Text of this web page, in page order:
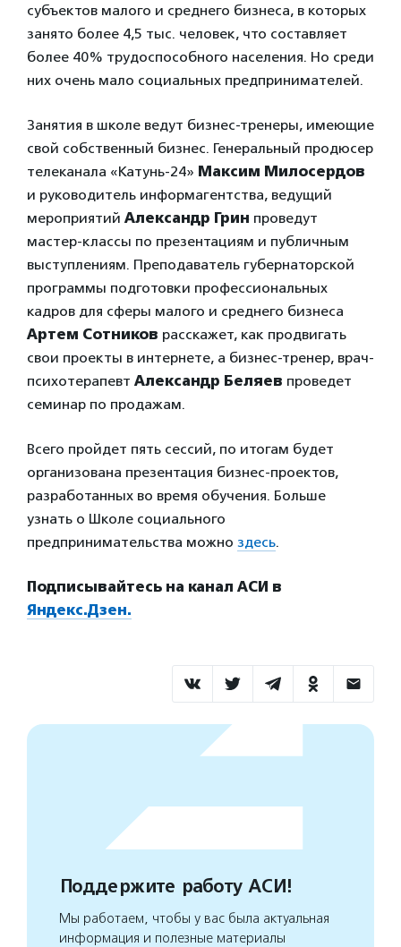
субъектов малого и среднего бизнеса, в которых
занято более 4,5 тыс. человек, что составляет
более 40% трудоспособного населения. Но среди
них очень мало социальных предпринимателей.
Занятия в школе ведут бизнес-тренеры, имеющие
свой собственный бизнес. Генеральный продюсер
телеканала «Катунь-24» Максим Милосердов
и руководитель информагентства, ведущий
мероприятий Александр Грин проведут
мастер-классы по презентациям и публичным
выступлениям. Преподаватель губернаторской
программы подготовки профессиональных
кадров для сферы малого и среднего бизнеса
Артем Сотников расскажет, как продвигать
свои проекты в интернете, а бизнес-тренер, врач-
психотерапевт Александр Беляев проведет
семинар по продажам.
Всего пройдет пять сессий, по итогам будет
организована презентация бизнес-проектов,
разработанных во время обучения. Больше
узнать о Школе социального
предпринимательства можно здесь.
Подписывайтесь на канал АСИ в
Яндекс.Дзен.
Поддержите работу АСИ!
Мы работаем, чтобы у вас была актуальная
информация и полезные материалы